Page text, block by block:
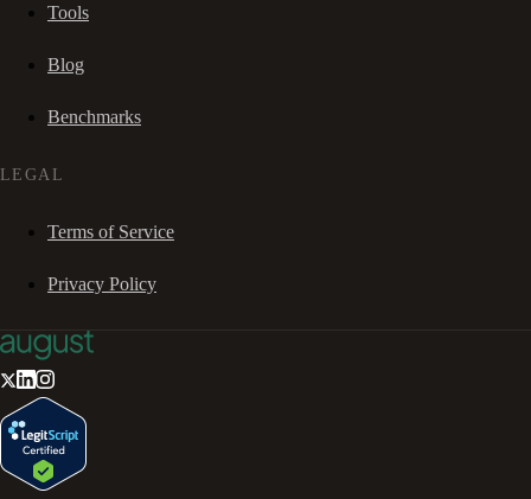
Tools
Blog
Benchmarks
LEGAL
Terms of Service
Privacy Policy